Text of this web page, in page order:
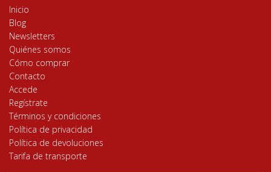
Inicio
Blog
Newsletters
Quiénes somos
Cómo comprar
Contacto
Accede
Regístrate
Términos y condiciones
Política de privacidad
Política de devoluciones
Tarifa de transporte